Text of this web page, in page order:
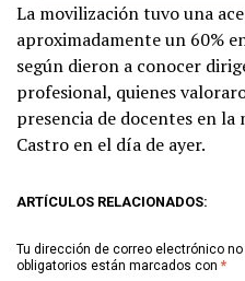
La movilización tuvo una
aproximadamente un 60%
según dieron a conocer
profesional, quienes
presencia de docentes en
Castro en el día de ayer.
ARTÍCULOS RELACIONADOS:
Tu dirección de correo electrónico
obligatorios están marcados con *